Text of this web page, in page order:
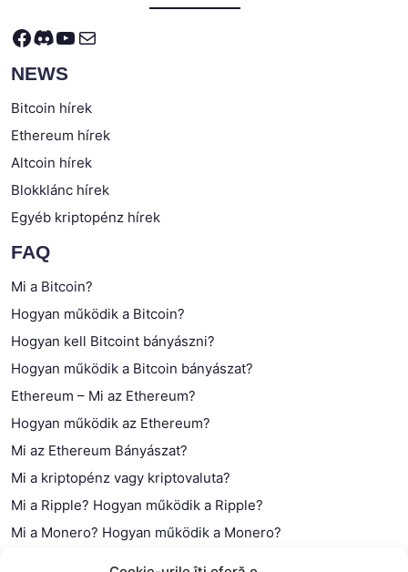
Facebook
Discord
YouTube
Mail
NEWS
Bitcoin hírek
Ethereum hírek
Altcoin hírek
Blokklánc hírek
Egyéb kriptopénz hírek
FAQ
Mi a Bitcoin?
Hogyan működik a Bitcoin?
Hogyan kell Bitcoint bányászni?
Hogyan működik a Bitcoin bányászat?
Ethereum – Mi az Ethereum?
Hogyan működik az Ethereum?
Mi az Ethereum Bányászat?
Mi a kriptopénz vagy kriptovaluta?
Mi a Ripple? Hogyan működik a Ripple?
Mi a Monero? Hogyan működik a Monero?